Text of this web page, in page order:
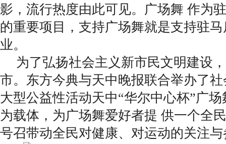
影，流行热度由此可见。广场舞 作为
的重要项目，支持广场舞就是支持驻
业。
为了弘扬社会主义新市民文明建设
市。东方今典与天中晚报联合举办了
大型公益性活动天中“华尔中心杯”广
为载体，为广场舞爱好者提 供一个全
号召带动全民对健康、对运动的关注